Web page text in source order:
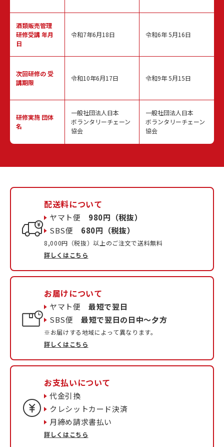
酒類販売管理
研修受講 年月
日
次回研修の受
講期限
研修実施 団体
名
令和7年6月18日
令和10年6月17日
一般社団法人日本
ボランタリーチェーン
協会
令和6年 5月16日
令和9年 5月15日
一般社団法人日本
ボランタリーチェーン
協会
配送料について
ヤマト便 980円（税抜）
SBS便 680円（税抜）
8,000円（税抜）以上のご注文で送料無料
詳しくはこちら
お届けについて
ヤマト便最短で翌日
SBS便最短で翌日の日中〜夕方
※お届けする地域によって異なります。
詳しくはこちら
お支払いについて
代金引換
クレシットカード決済
月締め請求書払い
詳しくはこちら